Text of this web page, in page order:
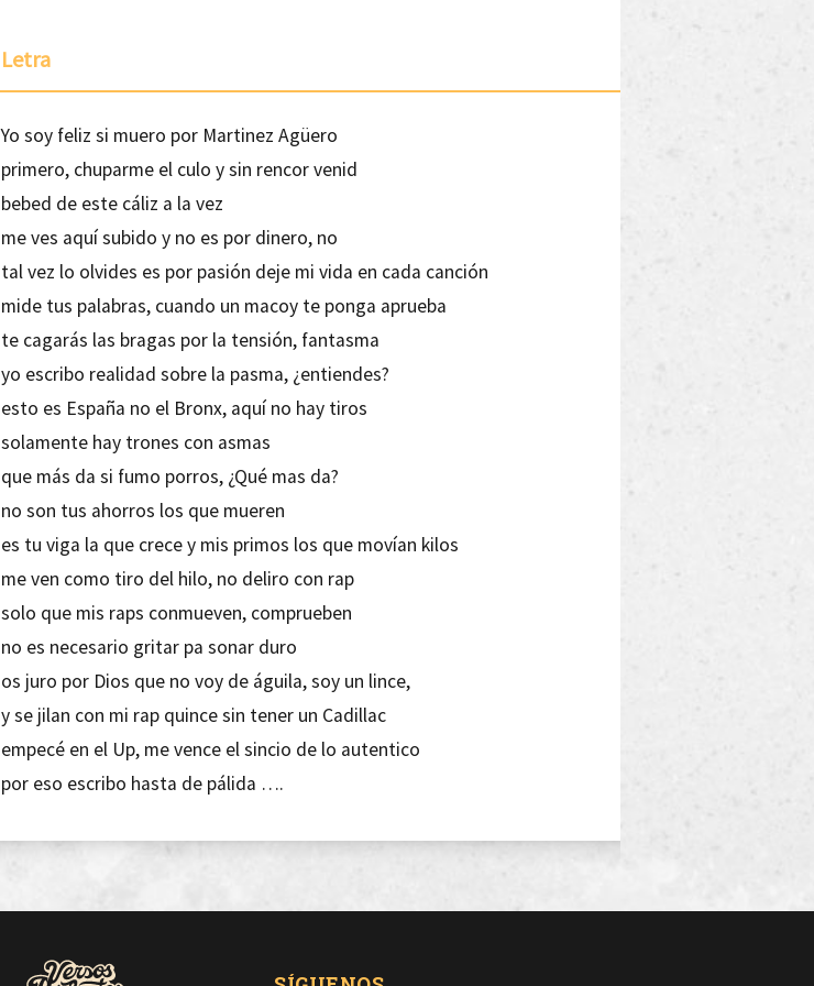
Letra
Yo soy feliz si muero por Martinez Agüero
primero, chuparme el culo y sin rencor venid
bebed de este cáliz a la vez
me ves aquí subido y no es por dinero, no
tal vez lo olvides es por pasión deje mi vida en cada canción
mide tus palabras, cuando un macoy te ponga aprueba
te cagarás las bragas por la tensión, fantasma
yo escribo realidad sobre la pasma, ¿entiendes?
esto es España no el Bronx, aquí no hay tiros
solamente hay trones con asmas
que más da si fumo porros, ¿Qué mas da?
no son tus ahorros los que mueren
es tu viga la que crece y mis primos los que movían kilos
me ven como tiro del hilo, no deliro con rap
solo que mis raps conmueven, comprueben
no es necesario gritar pa sonar duro
os juro por Dios que no voy de águila, soy un lince,
y se jilan con mi rap quince sin tener un Cadillac
empecé en el Up, me vence el sincio de lo autentico
por eso escribo hasta de pálida ….
Si tengo décimo dan,
divisando el mar me concentro, deslizando